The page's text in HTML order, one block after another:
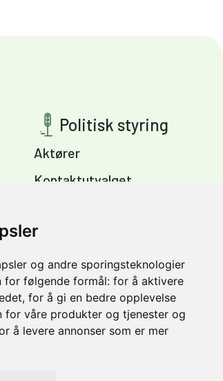
og andre sporingsteknologier
for følgende formål: for å aktivere
, for å gi en bedre opplevelse
for våre produkter og tjenester og
å levere annonser som er mer
Politisk styring
Aktører
Kontaktutvalget
Miljøpakkens mål